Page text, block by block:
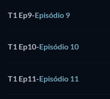
T1 Ep9-Episódio 9
T1 Ep10-Episódio 10
T1 Ep11-Episódio 11